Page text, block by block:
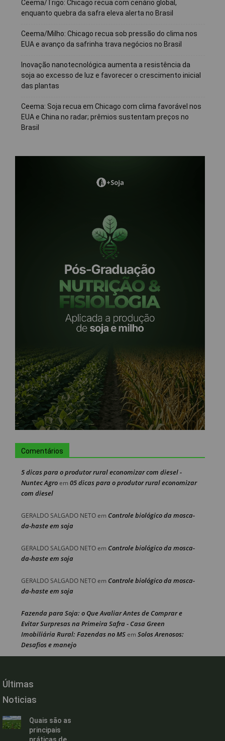
Ceema/Trigo: Chicago recua com cenário global,
enquanto quebra da safra eleva alerta no Brasil
Ceema/Milho: Chicago recua sob pressão do clima nos
EUA e avanço da safrinha trava negócios no Brasil
Inovação nanotecnológica aumenta a resistência da
soja ao excesso de luz e favorecer o crescimento inicial
das plantas
Ceema: Soja recua em Chicago com clima favorável nos
EUA e China no radar; prêmios sustentam preços no
Brasil
Comentários
5 dicas para o produtor rural economizar com diesel -
Nuntec Agroem 05 dicas para o produtor rural economizar
com diesel
GERALDO SALGADO NETOem Controle biológico da mosca-
da-haste em soja
GERALDO SALGADO NETOem Controle biológico da mosca-
da-haste em soja
GERALDO SALGADO NETOem Controle biológico da mosca-
da-haste em soja
Fazenda para Soja: o Que Avaliar Antes de Comprar e
Evitar Surpresas na Primeira Safra - Casa Green
Imobiliária Rural: Fazendas no MSem Solos Arenosos:
Desafios e manejo
Últimas
Noticias
Quais são as
principais